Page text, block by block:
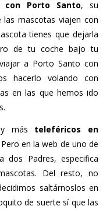
Porto Santo, su
las mascotas viajen con
tienes que dejarla
de tu coche bajo tu
a Porto Santo con
hacerlo volando con
en las que hemos ido
más teleféricos en
en la web de uno de
dos Padres, especifica
Del resto, no
saltárnoslos en
de suerte sí que las